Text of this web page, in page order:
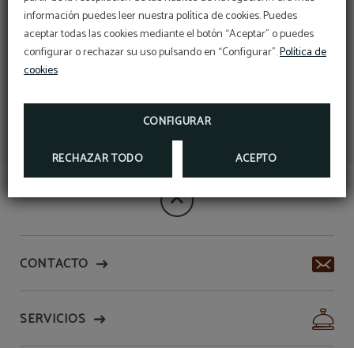
información puedes leer nuestra política de cookies. Puedes
aceptar todas las cookies mediante el botón “Aceptar” o puedes
configurar o rechazar su uso pulsando en “Configurar”.Política de
cookies
CONFIGURAR
RECHAZAR TODO ACEPTO
ENVIAR
CONTACTO
SERVICIOS